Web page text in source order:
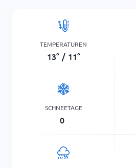
TEMPERATUREN
13° / 11°
SCHNEETAGE
0